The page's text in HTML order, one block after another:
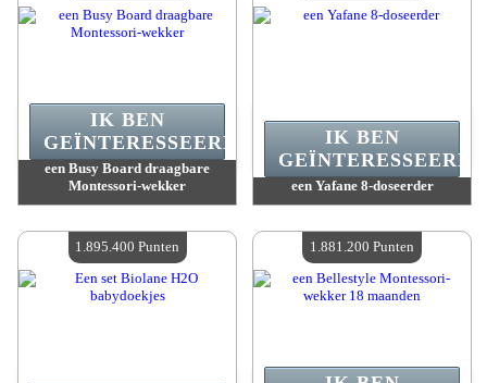
een Busy Board draagbare
Montessori-wekker
Beschikbare hoeveelheid :4
IK BEN
GEÏNTERESSEERD.
een Yafane 8-doseerder
Beschikbare hoeveelheid :4
IK BEN
GEÏNTERESSEERD.
1.895.400 Punten 1.881.200 Punten